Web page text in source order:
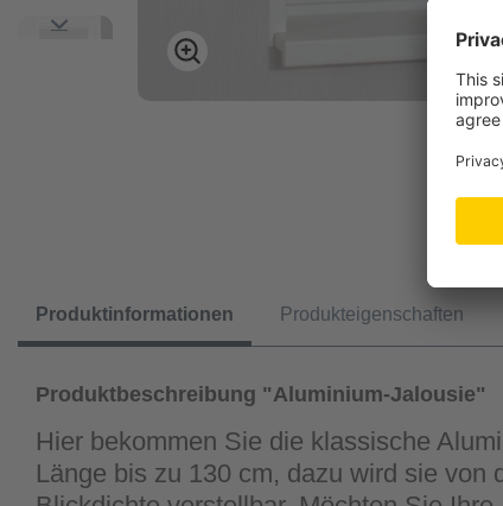
Produktinformationen Produkteigenschaften
Produktbeschreibung "Aluminium-Jalousie"
Hier bekommen Sie die klassische
Länge bis zu 130 cm, dazu wird sie